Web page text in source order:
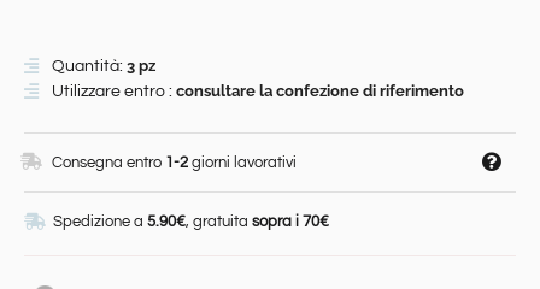
Quantità: 3 pz
Utilizzare entro : consultare la confezione di riferimento
Consegna entro 1-2 giorni lavorativi
Spedizione a 5.90€, gratuita sopra i 70€